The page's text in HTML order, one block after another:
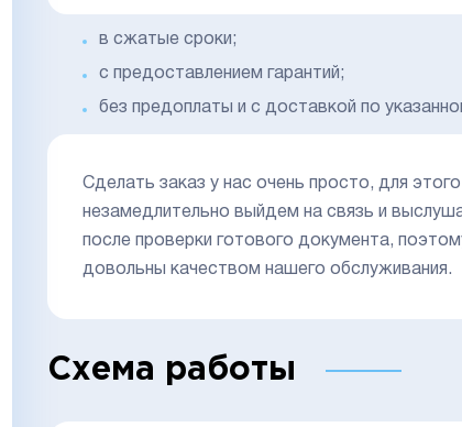
в сжатые сроки;
с предоставлением гарантий;
без предоплаты и с доставкой по
Сделать заказ у нас очень просто, для
незамедлительно выйдем на связь и
после проверки готового документа,
довольны качеством нашего обслуживания.
Схема работы